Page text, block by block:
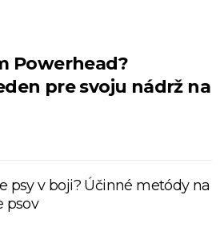
Powerhead?
pre svoju nádrž na
psy v boji? Účinné metódy na
psov